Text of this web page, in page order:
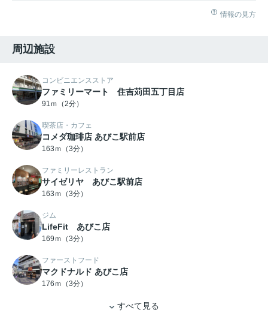
情報の見方
周辺施設
コンビニエンスストア
ファミリーマート 住吉苅田五丁目店
91ｍ（2分）
喫茶店・カフェ
コメダ珈琲店 あびこ駅前店
163ｍ（3分）
ファミリーレストラン
サイゼリヤ あびこ駅前店
163ｍ（3分）
ジム
LifeFit あびこ店
169ｍ（3分）
ファーストフード
マクドナルド あびこ店
176ｍ（3分）
すべて見る